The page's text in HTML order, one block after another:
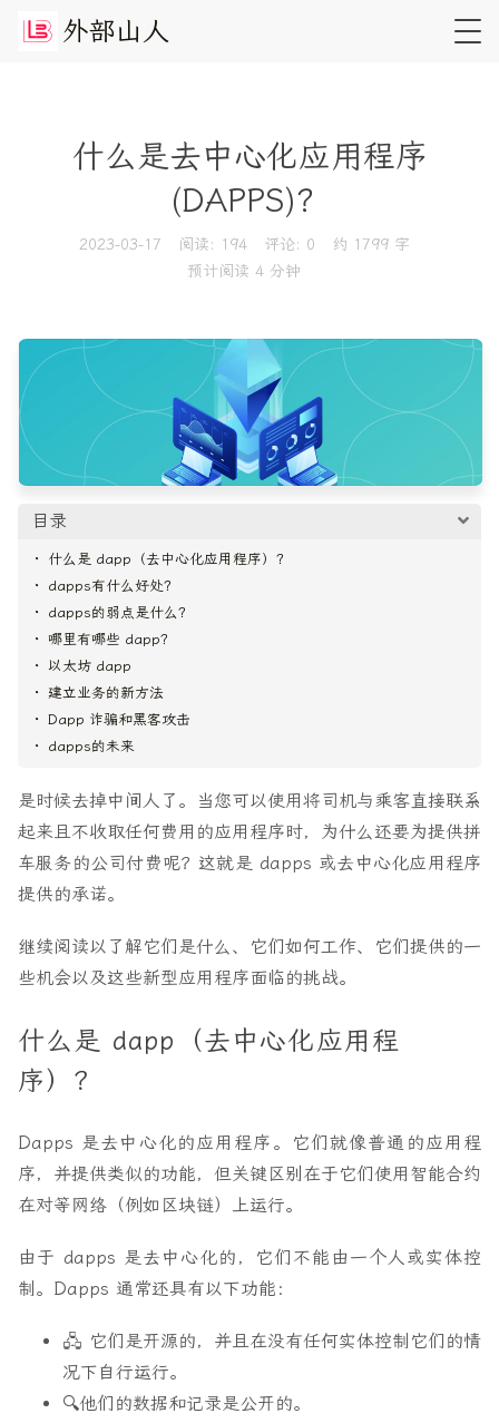
外部山 人
什么是去中心化应用程序
(DAPPS)？
2023-03-17 阅读: 194 评论: 0
约 1799 字
预计阅读 4 分钟
目录
什么是 dapp（去中心化应用程序）？
dapps有什么好处？
dapps的弱点是什么？
哪里有哪些 dapp？
以太坊 dapp
建立业务的新方法
Dapp 诈骗和黑客攻击
dapps的未来
是时候去掉中间人了。当您可以使用将司机与乘客直接联系
起来且不收取任何费用的应用程序时，为什么还要为提供拼
车服务的公司付费呢？这就是 dapps 或去中心化应用程序
提供的承诺。
继续阅读以了解它们是什么、它们如何工作、它们提供的一
些机会以及这些新型应用程序面临的挑战。
什么是 dapp（去中心化应用程
序）？
Dapps 是去中心化的应用程序。它们就像普通的应用程
序，并提供类似的功能，但关键区别在于它们使用智能合约
在对等网络（例如区块链）上运行。
由于 dapps 是去中心化的，它们不能由一个人或实体控
制。Dapps 通常还具有以下功能：
🖧 它们是开源的，并且在没有任何实体控制它们的情
况下自行运行。
🔍他们的数据和记录是公开的。